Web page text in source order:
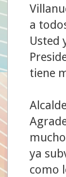
a
Usted
tiene
ya
como